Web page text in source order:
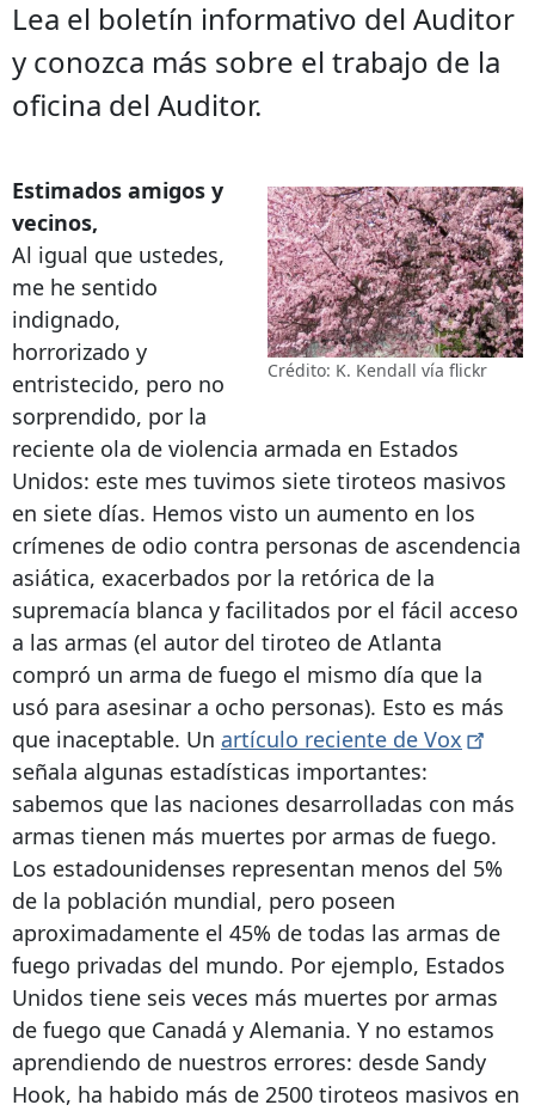
Lea el boletín informativo del Auditor
y conozca más sobre el trabajo de la
oficina del Auditor.
Crédito: K. Kendall vía flickr
Estimados amigos y
vecinos,
Al igual que ustedes,
me he sentido
indignado,
horrorizado y
entristecido, pero no
sorprendido, por la
reciente ola de violencia armada en Estados
Unidos: este mes tuvimos siete tiroteos masivos
en siete días. Hemos visto un aumento en los
crímenes de odio contra personas de ascendencia
asiática, exacerbados por la retórica de la
supremacía blanca y facilitados por el fácil acceso
a las armas (el autor del tiroteo de Atlanta
compró un arma de fuego el mismo día que la
usó para asesinar a ocho personas). Esto es más
que inaceptable. Un artículo reciente de Vox
señala algunas estadísticas importantes:
sabemos que las naciones desarrolladas con más
armas tienen más muertes por armas de fuego.
Los estadounidenses representan menos del 5%
de la población mundial, pero poseen
aproximadamente el 45% de todas las armas de
fuego privadas del mundo. Por ejemplo, Estados
Unidos tiene seis veces más muertes por armas
de fuego que Canadá y Alemania. Y no estamos
aprendiendo de nuestros errores: desde Sandy
Hook, ha habido más de 2500 tiroteos masivos en